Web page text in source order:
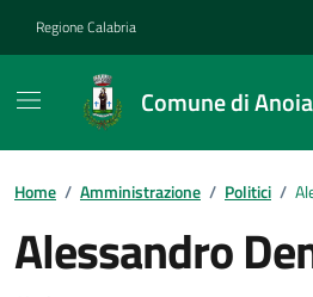
Regione Calabria
Comune di Anoia
Home / Amministrazione / Politici /
Alessandro